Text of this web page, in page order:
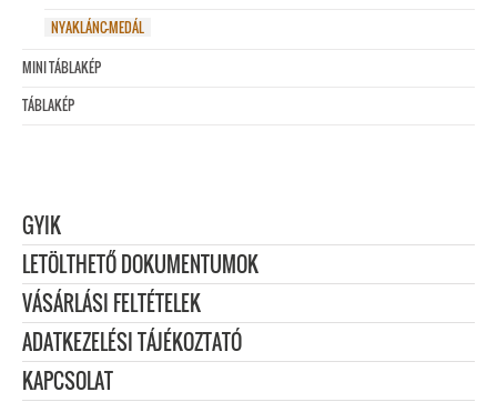
NYAKLÁNC-MEDÁL
MINI TÁBLAKÉP
TÁBLAKÉP
GYIK
LETÖLTHETŐ DOKUMENTUMOK
VÁSÁRLÁSI FELTÉTELEK
ADATKEZELÉSI TÁJÉKOZTATÓ
KAPCSOLAT